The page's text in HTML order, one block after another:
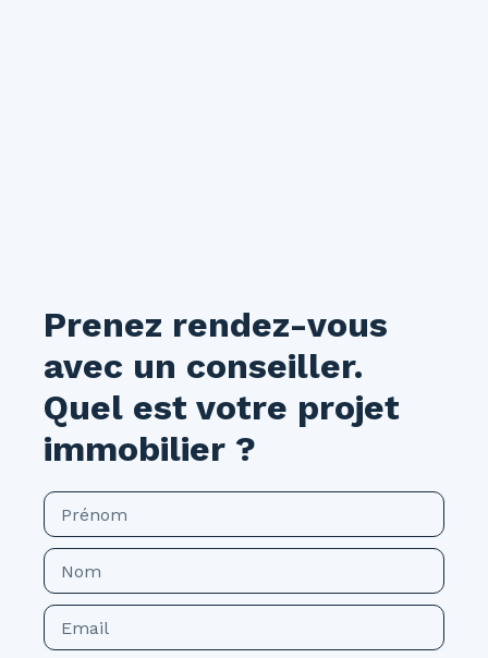
Prenez rendez-vous
avec un conseiller.
Quel est votre projet
immobilier ?
Prénom
Nom
Email